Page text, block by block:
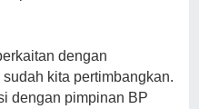
dengan
kita pertimbangkan.
dengan pimpinan BP